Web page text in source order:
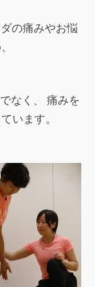
の痛みやお悩
なく、
痛みを
います。